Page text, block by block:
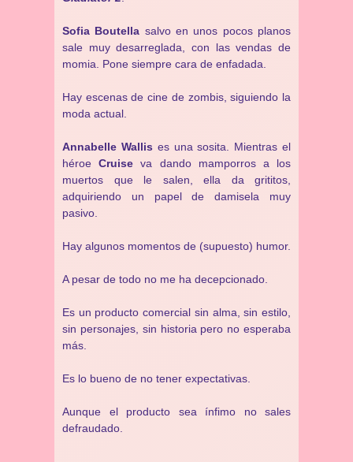
Sofia Boutella salvo en unos pocos planos
sale muy desarreglada, con las vendas de
momia. Pone siempre cara de enfadada.
Hay escenas de cine de zombis, siguiendo la
moda actual.
Annabelle Wallis es una sosita. Mientras el
héroeCruise va dando mamporros a los
muertos que le salen, ella da grititos,
adquiriendo un papel de damisela muy
pasivo.
Hay algunos momentos de (supuesto) humor.
A pesar de todo no me ha decepcionado.
Es un producto comercial sin alma, sin estilo,
sin personajes, sin historia pero no esperaba
más.
Es lo bueno de no tener expectativas.
Aunque el producto sea ínfimo no sales
defraudado.